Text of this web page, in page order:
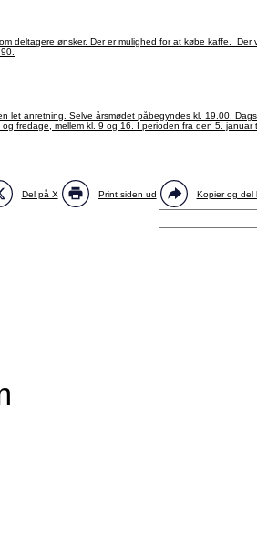
medhjælpere fra Ældre Sagen til stede når der holdes Åben Stue. Kontakt: Aage,
90.
Del på X Print siden ud Kopier og del